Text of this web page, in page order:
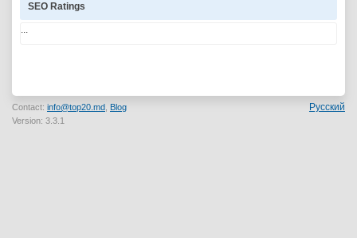
SEO Ratings
...
Contact: info@top20.md Blog
Version: 3.3.1
Русский